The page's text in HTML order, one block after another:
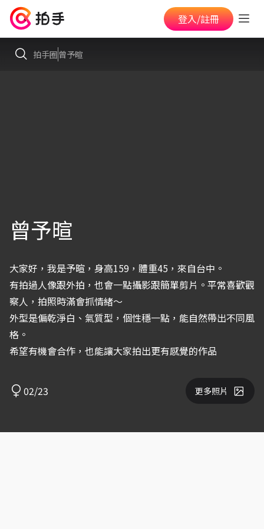
登入/註冊
拍手圈 曾予暄
曾予暄
大家好，我是予暄，身高159，體重45，來自台中。
有拍過人像跟外拍，也會一點攝影跟簡單剪片。平常喜歡觀
察人，拍照時滿會抓情緒～
外型是偏乾淨白、氣質型，個性穩一點，能自然帶出不同風
格。
希望有機會合作，也能讓大家拍出更有感覺的作品
02/23 更多照片